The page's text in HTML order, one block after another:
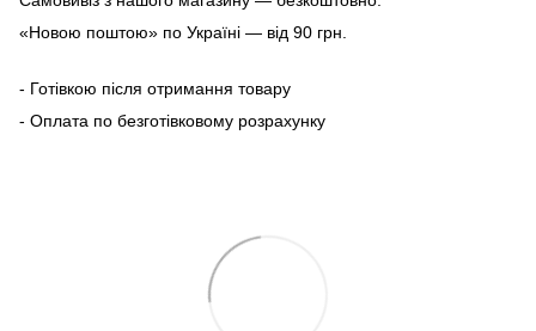
«Новою поштою» по Україні — від 90 грн.
- Готівкою після отримання товару
- Оплата по безготівковому розрахунку